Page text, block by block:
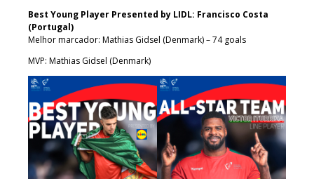
Best Young Player Presented by LIDL: Francisco Costa
(Portugal)
Melhor marcador: Mathias Gidsel (Denmark) – 74 goals
MVP: Mathias Gidsel (Denmark)